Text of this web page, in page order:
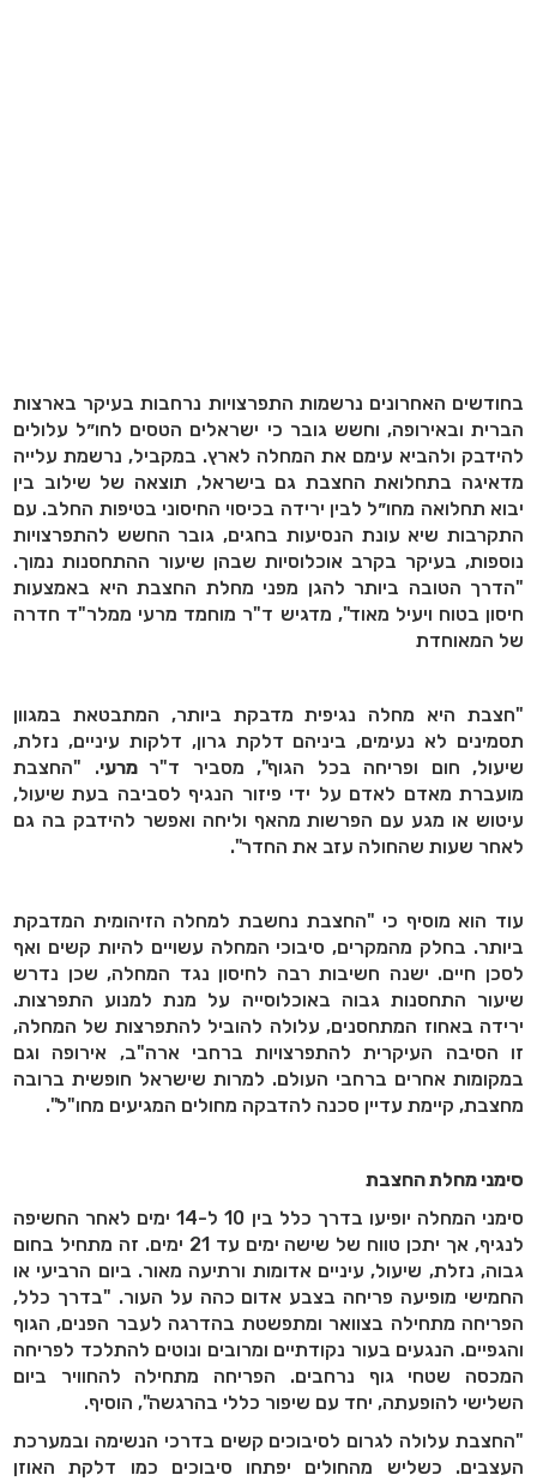
בחודשים האחרונים נרשמות התפרצויות נרחבות בעיקר בארצות
הברית ובאירופה, וחשש גובר כי ישראלים הטסים לחו״ל עלולים
להידבק ולהביא עימם את המחלה לארץ. במקביל, נרשמת עלייה
מדאיגה בתחלואת החצבת גם בישראל, תוצאה של שילוב בין
יבוא תחלואה מחו״ל לבין ירידה בכיסוי החיסוני בטיפות החלב. עם
התקרבות שיא עונת הנסיעות בחגים, גובר החשש להתפרצויות
נוספות, בעיקר בקרב אוכלוסיות שבהן שיעור ההתחסנות נמוך.
"הדרך הטובה ביותר להגן מפני מחלת החצבת היא באמצעות
חיסון בטוח ויעיל מאוד", מדגיש ד"ר מוחמד מרעי ממלר"ד חדרה
של המאוחדת
"חצבת היא מחלה נגיפית מדבקת ביותר, המתבטאת במגוון
תסמינים לא נעימים, ביניהם דלקת גרון, דלקות עיניים, נזלת,
שיעול, חום ופריחה בכל הגוף", מסביר ד"רמרעי. "החצבת
מועברת מאדם לאדם על ידי פיזור הנגיף לסביבה בעת שיעול,
עיטוש או מגע עם הפרשות מהאף וליחה ואפשר להידבק בה גם
לאחר שעות שהחולה עזב את החדר".
עוד הוא מוסיף כי "החצבת נחשבת למחלה הזיהומית המדבקת
ביותר. בחלק מהמקרים, סיבוכי המחלה עשויים להיות קשים ואף
לסכן חיים. ישנה חשיבות רבה לחיסון נגד המחלה, שכן נדרש
שיעור התחסנות גבוה באוכלוסייה על מנת למנוע התפרצות.
ירידה באחוז המתחסנים, עלולה להוביל להתפרצות של המחלה,
זו הסיבה העיקרית להתפרצויות ברחבי ארה"ב, אירופה וגם
במקומות אחרים ברחבי העולם. למרות שישראל חופשית ברובה
מחצבת, קיימת עדיין סכנה להדבקה מחולים המגיעים מחו"ל".
סימני מחלת החצבת
סימני המחלה יופיעו בדרך כלל בין 10 ל-14 ימים לאחר החשיפה
לנגיף, אך יתכן טווח של שישה ימים עד 21 ימים. זה מתחיל בחום
גבוה, נזלת, שיעול, עיניים אדומות ורתיעה מאור. ביום הרביעי או
החמישי מופיעה פריחה בצבע אדום כהה על העור. "בדרך כלל,
הפריחה מתחילה בצוואר ומתפשטת בהדרגה לעבר הפנים, הגוף
והגפיים. הנגעים בעור נקודתיים ומרובים ונוטים להתלכד לפריחה
המכסה שטחי גוף נרחבים. הפריחה מתחילה להחוויר ביום
השלישי להופעתה, יחד עם שיפור כללי בהרגשה", הוסיף.
"החצבת עלולה לגרום לסיבוכים קשים בדרכי הנשימה ובמערכת
העצבים. כשליש מהחולים יפתחו סיבוכים כמו דלקת האוזן